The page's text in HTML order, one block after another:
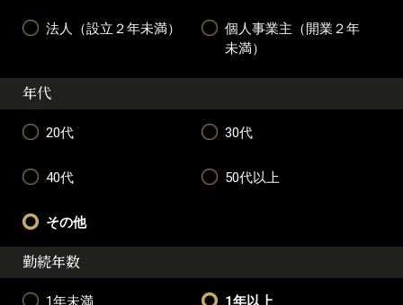
法人（設立２年未満）
個人事業主（開業２年
未満）
年代
20代 30代
40代 50代以上
その他
勤続年数
1年未満 1年以上